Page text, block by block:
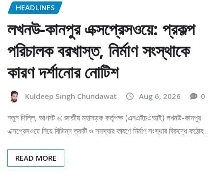
HEADLINES
লখনউ-কানপুর এক্সপ্রেসওয়ে: প্রকল্প
পরিচালক বরখাস্ত, নির্মাণ সংস্থাকে
কারণ দর্শানোর নোটিশ
Kuldeep Singh Chundawat Aug 6, 2026 0
নতুন দিল্লি, আগস্ট ৬: জাতীয় মহাসড়ক কর্তৃপক্ষ (এনএইচএআই) লখনউ-কানপুর
এক্সপ্রেসওয়ে নিয়ে বিভিন্ন ত্রুটি ও সমস্যার কারণে নির্মাণ সংস্থার বিরুদ্ধে কঠোর…
READ MORE